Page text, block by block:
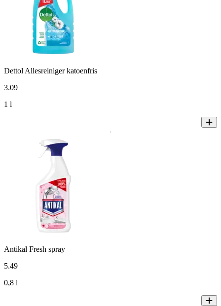
Dettol Allesreiniger katoenfris
3.09
1 l
Antikal Fresh spray
5.49
0,8 l